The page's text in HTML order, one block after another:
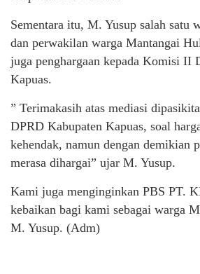
Sementara itu, M. Yusup salah satu
dan perwakilan warga Mantangai
juga penghargaan kepada Komisi II
Kapuas.
” Terimakasih atas mediasi
DPRD Kabupaten Kapuas, soal
kehendak, namun dengan demikian
merasa dihargai” ujar M. Yusup.
Kami juga menginginkan PBS PT.
kebaikan bagi kami sebagai warga
M. Yusup. (Adm)